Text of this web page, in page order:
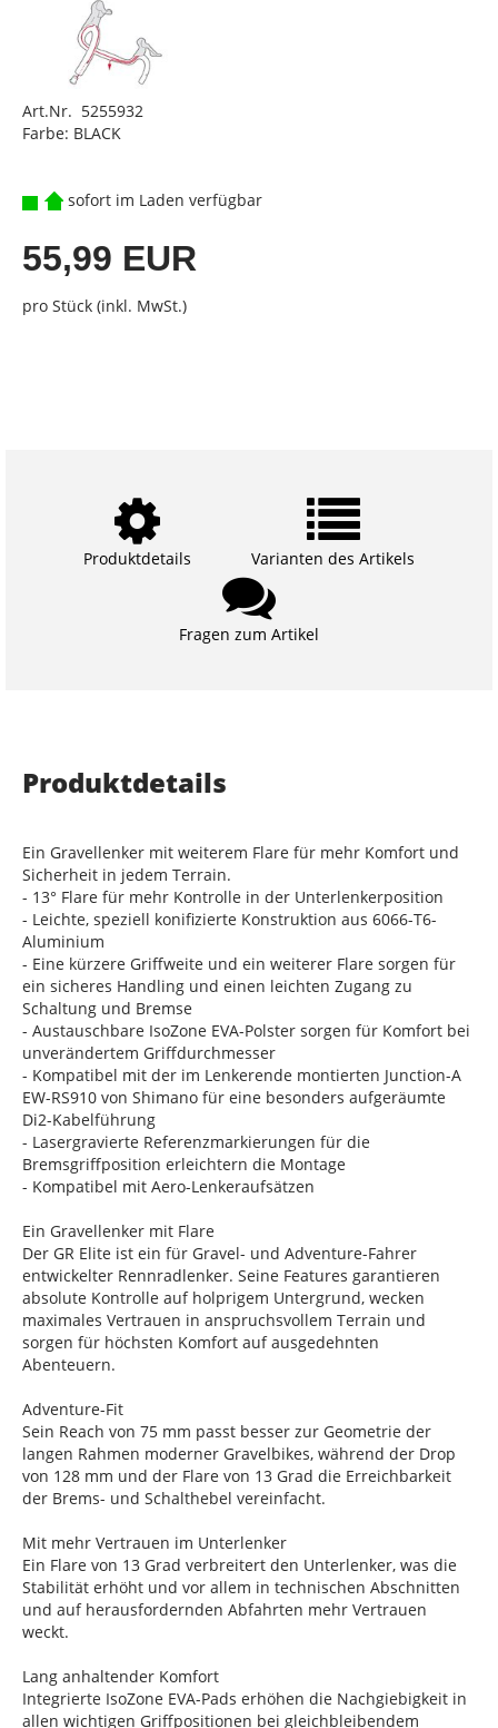
Art.Nr. 5255932
Farbe: BLACK
sofort im Laden verfügbar
55,99 EUR
pro Stück (inkl. MwSt.)
Produktdetails Varianten des Artikels
Fragen zum Artikel
Produktdetails
Ein Gravellenker mit weiterem Flare für mehr Komfort und
Sicherheit in jedem Terrain.
- 13° Flare für mehr Kontrolle in der Unterlenkerposition
- Leichte, speziell konifizierte Konstruktion aus 6066-T6-
Aluminium
- Eine kürzere Griffweite und ein weiterer Flare sorgen für
ein sicheres Handling und einen leichten Zugang zu
Schaltung und Bremse
- Austauschbare IsoZone EVA-Polster sorgen für Komfort bei
unverändertem Griffdurchmesser
- Kompatibel mit der im Lenkerende montierten Junction-A
EW-RS910 von Shimano für eine besonders aufgeräumte
Di2-Kabelführung
- Lasergravierte Referenzmarkierungen für die
Bremsgriffposition erleichtern die Montage
- Kompatibel mit Aero-Lenkeraufsätzen
Ein Gravellenker mit Flare
Der GR Elite ist ein für Gravel- und Adventure-Fahrer
entwickelter Rennradlenker. Seine Features garantieren
absolute Kontrolle auf holprigem Untergrund, wecken
maximales Vertrauen in anspruchsvollem Terrain und
sorgen für höchsten Komfort auf ausgedehnten
Abenteuern.
Adventure-Fit
Sein Reach von 75 mm passt besser zur Geometrie der
langen Rahmen moderner Gravelbikes, während der Drop
von 128 mm und der Flare von 13 Grad die Erreichbarkeit
der Brems- und Schalthebel vereinfacht.
Mit mehr Vertrauen im Unterlenker
Ein Flare von 13 Grad verbreitert den Unterlenker, was die
Stabilität erhöht und vor allem in technischen Abschnitten
und auf herausfordernden Abfahrten mehr Vertrauen
weckt.
Lang anhaltender Komfort
Integrierte IsoZone EVA-Pads erhöhen die Nachgiebigkeit in
allen wichtigen Griffpositionen bei gleichbleibendem